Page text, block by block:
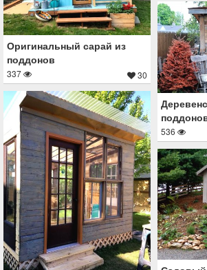
Оригинальный сарай из
поддонов
337 30
536